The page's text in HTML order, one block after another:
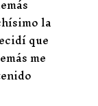
la
que
me